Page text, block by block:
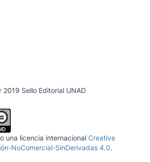
2019 Sello Editorial UNAD
una licencia internacional Creative
NoComercial-SinDerivadas 4.0.